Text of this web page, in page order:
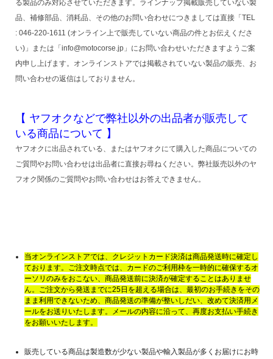
る製品のみ対応させていただきます。ラインナップ掲載販売していない製
品、補修部品、消耗品、その他のお問い合わせにつきましては直接「TEL
: 046-220-1611 (オンライン上で販売していない商品の件とお伝えくださ
い)」または「info@motocorse.jp」にお問い合わせいただきますようご案
内申し上げます。オンラインストアでは掲載されていない製品の販売、お
問い合わせの返信はしておりません。
【 ヤフオクなどで弊社以外の出品者が販売して
いる商品について 】
ヤフオクに出品されている、またはヤフオクにて購入した商品についての
ご質問やお問い合わせは出品者に直接お尋ねください。弊社販売以外のヤ
フオク関係のご質問やお問い合わせはお答えできません。
当オンラインストアでは、クレジットカード決済は商品発送時に確定し
ております。ご注文時点では、カードのご利用枠を一時的に確保するオ
ーソリのみをおこない、商品発送前に決済が確定することはありませ
ん。ご注文から発送までに25日を超える場合は、最初のお手続きをその
まま利用できないため、商品発送の準備が整いしだい、改めて決済用メ
ールをお送りいたします。メールの内容に沿って、再度お支払い手続き
をお願いいたします。
販売している商品は製造数が少ない製品や輸入製品が多くお届けにお時